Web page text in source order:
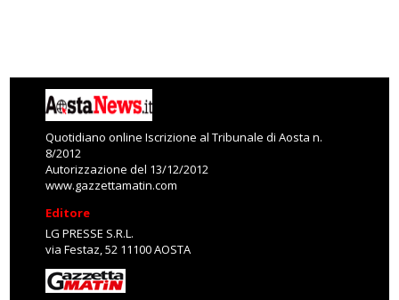
Quotidiano online Iscrizione al Tribunale di Aosta n.
8/2012
Autorizzazione del 13/12/2012
www.gazzettamatin.com
Editore
LG PRESSE S.R.L.
via Festaz, 52 11100 AOSTA